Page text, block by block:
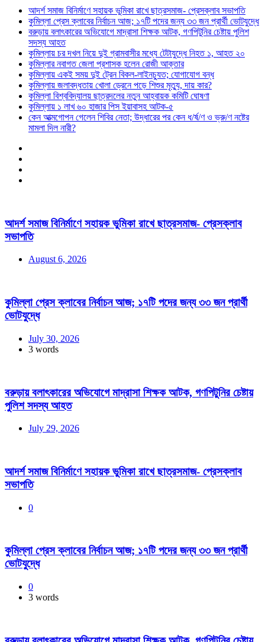
আদর্শ সমাজ বিনির্মাণে সহায়ক ভুমিকা রাখে ছাত্রসমাজ- প্রেসক্লাব সভাপতি
কুমিল্লা প্রেস ক্লাবের নির্বাচন আজ; ১৭টি পদের জন্য ৩৩ জন প্রার্থী ভোটযুদ্ধে
বরুড়ায় বলাৎকারের অভিযোগে মাদ্রাসা শিক্ষক আটক, গণপিটুনির চেষ্টায় পুলিশ
সদস্য আহত
কুমিল্লায় চর দখল নিয়ে দুই গ্রামবাসীর মধ্যে টেটাযুদ্ধে নিহত ১, আহত ২০
কুমিল্লার নবাগত জেলা প্রশাসক হলেন রোজী আক্তার
কুমিল্লায় একই সময় দুই ট্রেন বিকল-লাইনচ্যুত; যোগাযোগ বন্ধ
কুমিল্লায় জলাবদ্ধতায় খোলা ড্রেনে পড়ে শিশুর মৃত্যু, দায় কার?
কুমিল্লা বিশ্ববিদ্যালয় ছাত্রদলের নতুন আহ্বায়ক কমিটি ঘোষণা
কুমিল্লায় ১ লাখ ৬০ হাজার পিস ইয়াবাসহ আটক-৫
কেন আত্মগোপন গেলেন শিবির নেতা; উদ্ধারের পর কেন ধ/র্ষ/ণ ও ভ্রু/ণ নষ্টের
মামলা দিল নারী?
আদর্শ সমাজ বিনির্মাণে সহায়ক ভুমিকা রাখে ছাত্রসমাজ- প্রেসক্লাব
সভাপতি
August 6, 2026
কুমিল্লা প্রেস ক্লাবের নির্বাচন আজ; ১৭টি পদের জন্য ৩৩ জন প্রার্থী
ভোটযুদ্ধে
July 30, 2026
3 words
বরুড়ায় বলাৎকারের অভিযোগে মাদ্রাসা শিক্ষক আটক, গণপিটুনির চেষ্টায়
পুলিশ সদস্য আহত
July 29, 2026
আদর্শ সমাজ বিনির্মাণে সহায়ক ভুমিকা রাখে ছাত্রসমাজ- প্রেসক্লাব
সভাপতি
0
কুমিল্লা প্রেস ক্লাবের নির্বাচন আজ; ১৭টি পদের জন্য ৩৩ জন প্রার্থী
ভোটযুদ্ধে
0
3 words